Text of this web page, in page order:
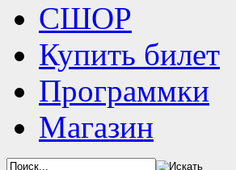
СШОР
Купить билет
Программки
Магазин